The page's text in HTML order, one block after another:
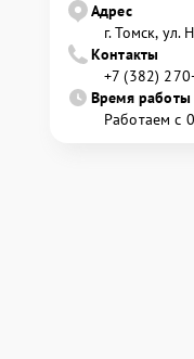
Адрес
г. Томск, ул.
Контакты
+7 (382)
Время работы
Работаем с